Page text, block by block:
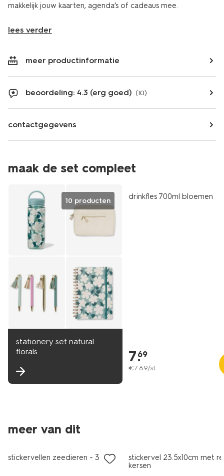
makkelijk jouw kaarten, agenda’s of cadeaus mee.
lees verder
meer productinformatie
beoordeling: 4.3 (erg goed) (10)
contactgegevens
maak de set compleet
10 producten
stationery set natural
florals
drinkfles 700ml bloemen
7.
69
€7.69/st.
meer van dit
stickervellen zeedieren - 3 stuks
stickervel 23.5x10cm met
kersen